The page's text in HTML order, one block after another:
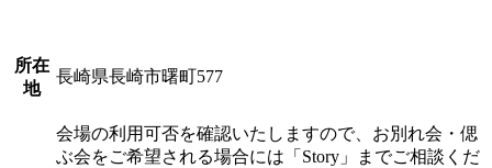
所在
地
長崎県長崎市曙町577
会場の利用可否を確認いたしますので、お別れ会・偲
ぶ会をご希望される場合には「Story」までご相談くだ